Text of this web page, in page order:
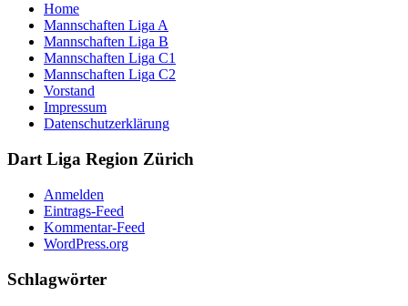
Home
Mannschaften Liga A
Mannschaften Liga B
Mannschaften Liga C1
Mannschaften Liga C2
Vorstand
Impressum
Datenschutzerklärung
Dart Liga Region Zürich
Anmelden
Eintrags-Feed
Kommentar-Feed
WordPress.org
Schlagwörter